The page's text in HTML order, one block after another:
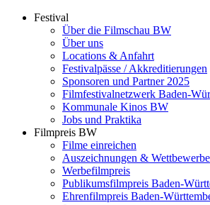
Festival
Über die Filmschau BW
Über uns
Locations & Anfahrt
Festivalpässe / Akkreditierungen
Sponsoren und Partner 2025
Filmfestivalnetzwerk ­Baden-
Kommunale Kinos BW
Jobs und Praktika
Filmpreis BW
Filme einreichen
Auszeichnungen & Wettbewerbe
Werbefilmpreis
Publikumsfilmpreis Baden-
Ehrenfilmpreis Baden-